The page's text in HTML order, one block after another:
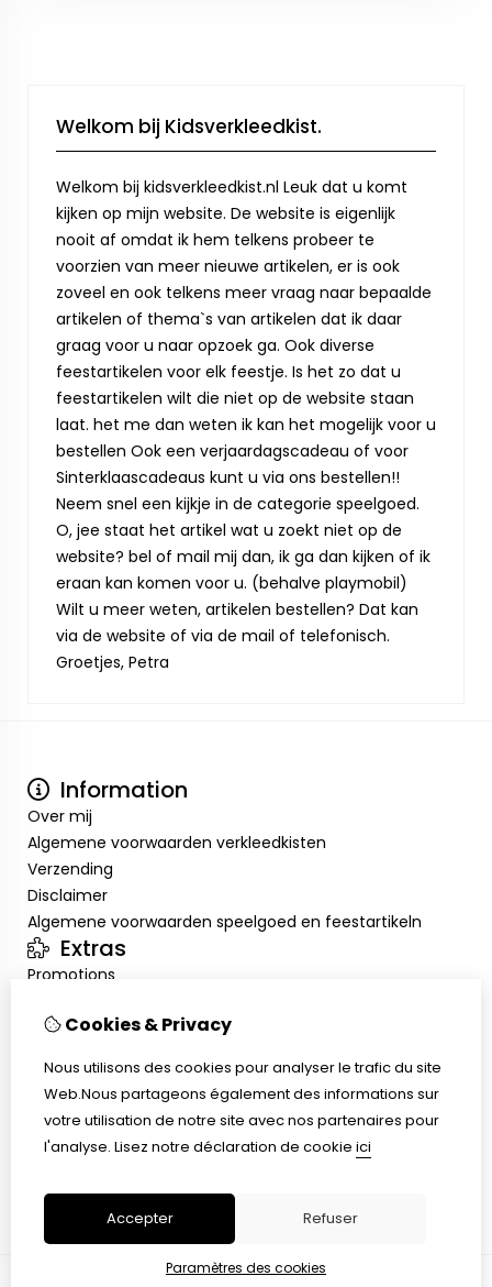
Welkom bij Kidsverkleedkist.
Welkom bij kidsverkleedkist.nl Leuk dat u komt
kijken op mijn website. De website is eigenlijk
nooit af omdat ik hem telkens probeer te
voorzien van meer nieuwe artikelen, er is ook
zoveel en ook telkens meer vraag naar bepaalde
artikelen of thema`s van artikelen dat ik daar
graag voor u naar opzoek ga. Ook diverse
feestartikelen voor elk feestje. Is het zo dat u
feestartikelen wilt die niet op de website staan
laat. het me dan weten ik kan het mogelijk voor u
bestellen Ook een verjaardagscadeau of voor
Sinterklaascadeaus kunt u via ons bestellen!!
Neem snel een kijkje in de categorie speelgoed.
O, jee staat het artikel wat u zoekt niet op de
website? bel of mail mij dan, ik ga dan kijken of ik
eraan kan komen voor u. (behalve playmobil)
Wilt u meer weten, artikelen bestellen? Dat kan
via de website of via de mail of telefonisch.
Groetjes, Petra
Information
Over mij
Algemene voorwaarden verkleedkisten
Verzending
Disclaimer
Algemene voorwaarden speelgoed en feestartikeln
Extras
Promotions
Inloggen
Service client
Retour de marchandise
Cookies & Privacy
Nous utilisons des cookies pour analyser le trafic du site
Web.Nous partageons également des informations sur
votre utilisation de notre site avec nos partenaires pour
l'analyse. Lisez notre déclaration de cookie ici
Accepter Refuser
Paramètres des cookies